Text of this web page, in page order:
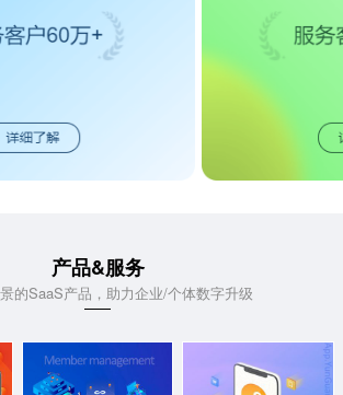
产品&服务
的SaaS产品，助力企业/个体数字升级